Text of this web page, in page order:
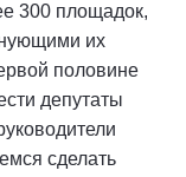
300 площадок,
их
половине
депутаты
сделать